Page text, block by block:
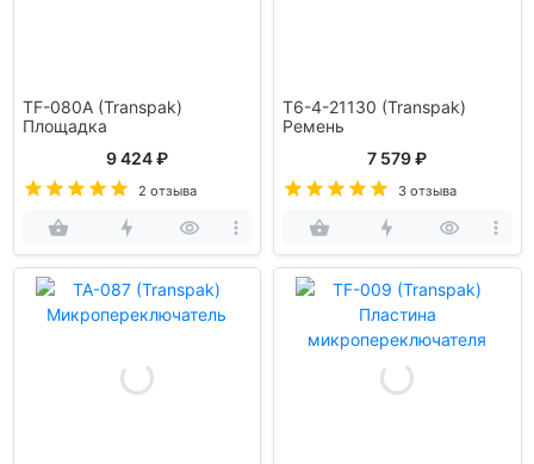
TF-080A (Transpak)
Площадка
9 424 ₽
2 отзыва
T6-4-21130 (Transpak)
Ремень
7 579 ₽
3 отзыва